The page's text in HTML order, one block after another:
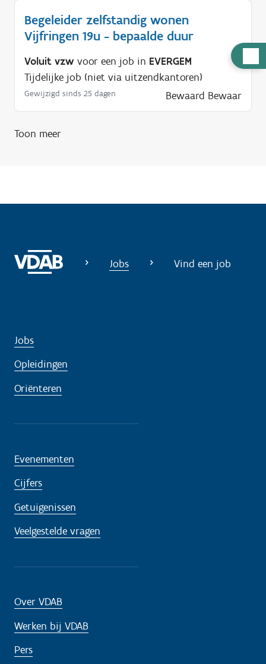
u
p
Begeleider zelfstandig wonen
Vijfringen 19u - bepaalde duur
Voluit vzw voor een job in EVERGEM
Tijdelijke job (niet via uitzendkantoren)
Gewijzigd sinds 25 dagen Bewaard Bewaar
Toon meer
Jobs Vind een job
Jobs
Opleidingen
Oriënteren
Evenementen
Cijfers
Getuigenissen
Veelgestelde vragen
Over VDAB
Werken bij VDAB
Pers